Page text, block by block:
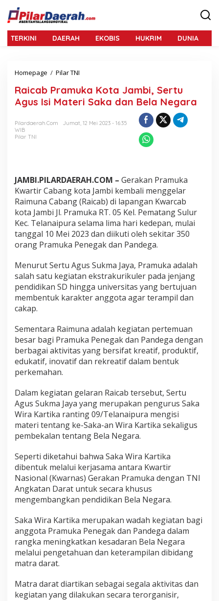
TERKINI DAERAH EKOBIS HUKRIM DUNIA
Homepage / Pilar TNI
i
c
a
P
a
o
t
a
J
a
b
,
S
e
r
t
g
u
I
s
a
e
r
i
S
k
a
d
a
n
e
a
N
e
a
Raicab Pramuka Kota Jambi, Sertu
Agus Isi Materi Saka dan Bela Negara
Pilardaerah.com
Jumat, 12 Mei 2023 - 16:35
WIB
Pilar TNI
JAMBI.PILARDAERAH.COM – Gerakan Pramuka
Kwartir Cabang kota Jambi kembali menggelar
Raimuna Cabang (Raicab) di lapangan Kwarcab
kota Jambi Jl. Pramuka RT. 05 Kel. Pematang Sulur
Kec. Telanaipura selama lima hari kedepan, mulai
tanggal 10 Mei 2023 dan diikuti oleh sekitar 350
orang Pramuka Penegak dan Pandega.
Menurut Sertu Agus Sukma Jaya, Pramuka adalah
salah satu kegiatan ekstrakurikuler pada jenjang
pendidikan SD hingga universitas yang bertujuan
membentuk karakter anggota agar terampil dan
cakap.
Sementara Raimuna adalah kegiatan pertemuan
besar bagi Pramuka Penegak dan Pandega dengan
berbagai aktivitas yang bersifat kreatif, produktif,
edukatif, inovatif dan rekreatif dalam bentuk
perkemahan.
Dalam kegiatan gelaran Raicab tersebut, Sertu
Agus Sukma Jaya yang merupakan pengurus Saka
Wira Kartika ranting 09/Telanaipura mengisi
materi tentang ke-Saka-an Wira Kartika sekaligus
pembekalan tentang Bela Negara.
Seperti diketahui bahwa Saka Wira Kartika
dibentuk melalui kerjasama antara Kwartir
Nasional (Kwarnas) Gerakan Pramuka dengan TNI
Angkatan Darat untuk secara khusus
mengembangkan pendidikan Bela Negara.
Saka Wira Kartika merupakan wadah kegiatan bagi
anggota Pramuka Penegak dan Pandega dalam
rangka meningkatkan kesadaran Bela Negara
melalui pengetahuan dan keterampilan dibidang
matra darat.
Matra darat diartikan sebagai segala aktivitas dan
kegiatan yang dilakukan secara terorganisir,